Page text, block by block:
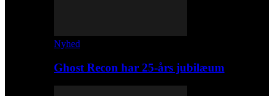
Nyhed
Ghost Recon har 25-års jubilæum